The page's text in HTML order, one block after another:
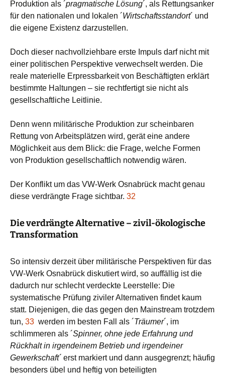
Produktion als ´pragmatische Lösung´, als Rettungsanker
für den nationalen und lokalen ´Wirtschaftsstandort´ und
die eigene Existenz darzustellen.
Doch dieser nachvollziehbare erste Impuls darf nicht mit
einer politischen Perspektive verwechselt werden. Die
reale materielle Erpressbarkeit von Beschäftigten erklärt
bestimmte Haltungen – sie rechtfertigt sie nicht als
gesellschaftliche Leitlinie.
Denn wenn militärische Produktion zur scheinbaren
Rettung von Arbeitsplätzen wird, gerät eine andere
Möglichkeit aus dem Blick: die Frage, welche Formen
von Produktion gesellschaftlich notwendig wären.
Der Konflikt um das VW-Werk Osnabrück macht genau
diese verdrängte Frage sichtbar. 32
Die verdrängte Alternative – zivil-ökologische
Transformation
So intensiv derzeit über militärische Perspektiven für das
VW-Werk Osnabrück diskutiert wird, so auffällig ist die
dadurch nur schlecht verdeckte Leerstelle: Die
systematische Prüfung ziviler Alternativen findet kaum
statt. Diejenigen, die das gegen den Mainstream trotzdem
tun, 33 werden im besten Fall als ´Träumer´, im
schlimmeren als ´Spinner, ohne jede Erfahrung und
Rückhalt in irgendeinem Betrieb und irgendeiner
Gewerkschaft´ erst markiert und dann ausgegrenzt; häufig
besonders übel und heftig von beteiligten